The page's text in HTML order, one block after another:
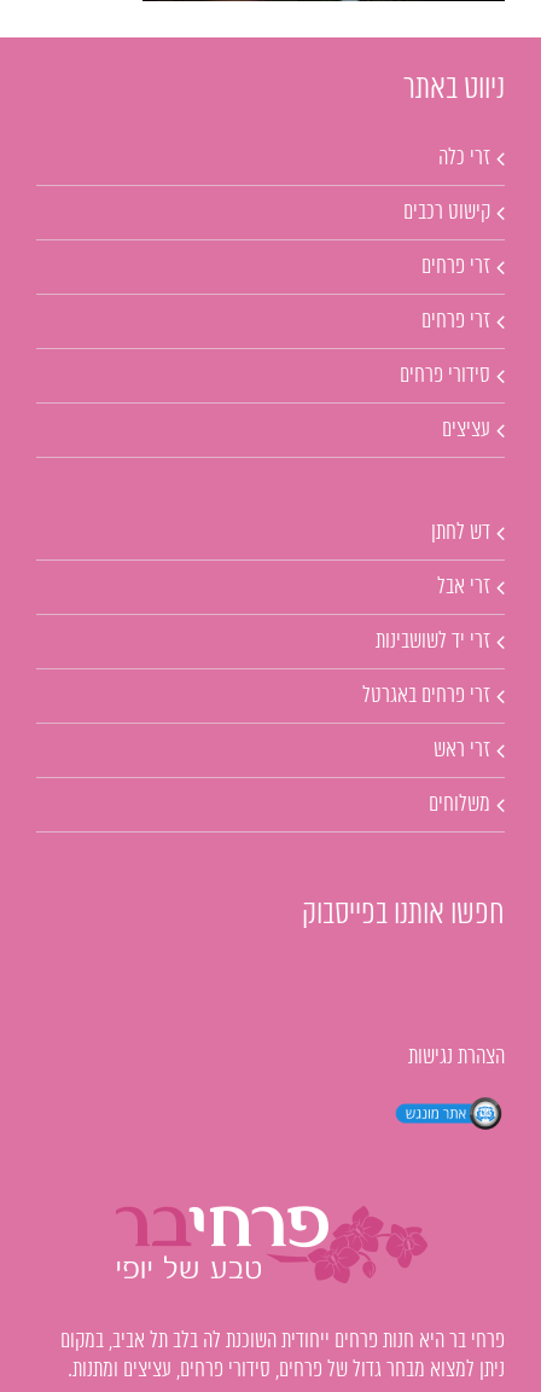
ניווט באתר
זרי כלה
קישוט רכבים
זרי פרחים
זרי פרחים
סידורי פרחים
עציצים
דש לחתן
זרי אבל
זרי יד לשושבינות
זרי פרחים באגרטל
זרי ראש
משלוחים
חפשו אותנו בפייסבוק
הצהרת נגישות
פרחי בר היא חנות פרחים ייחודית השוכנת לה בלב תל אביב, במקום
ניתן למצוא מבחר גדול של פרחים, סידורי פרחים, עציצים ומתנות.